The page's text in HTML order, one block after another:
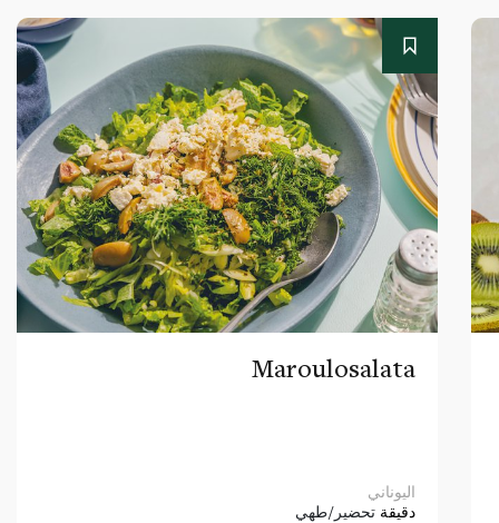
Maroulosalata
اليوناني
دقيقة تحضير/طهي